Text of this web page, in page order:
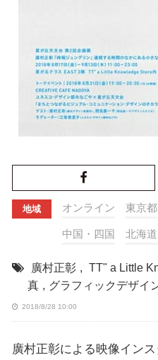
地域 オンライン 東京都
中国・四国 北海
廣村正彰 , TT" a Little
真 , グラフィックデザイ
2018/8/28 10:00
廣村正彰による映像イン